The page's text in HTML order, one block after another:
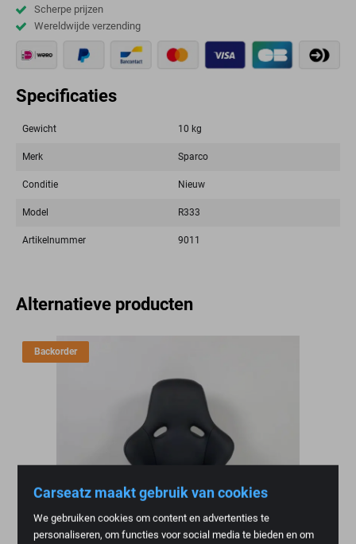
Carseatz maakt gebruik van cookies
We gebruiken cookies om content en advertenties te
personaliseren, om functies voor social media te bieden en om
Scherpe prijzen
Wereldwijde verzending
Specificaties
Gewicht 10 kg
Merk Sparco
Conditie Nieuw
Model R333
Artikelnummer 9011
Alternatieve producten
Backorder